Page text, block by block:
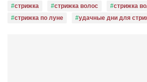
стрижка
стрижка волос
стрижка
стрижка по луне
удачные дни для